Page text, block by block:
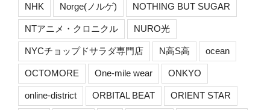
NHK Norge(ノルゲ) NOTHING BUT SUGAR
NTアニメ・クロニクル NURO光
NYCチョップドサラダ専門店 N高S高 ocean
OCTOMORE One-mile wear ONKYO
online-district ORBITAL BEAT ORIENT STAR